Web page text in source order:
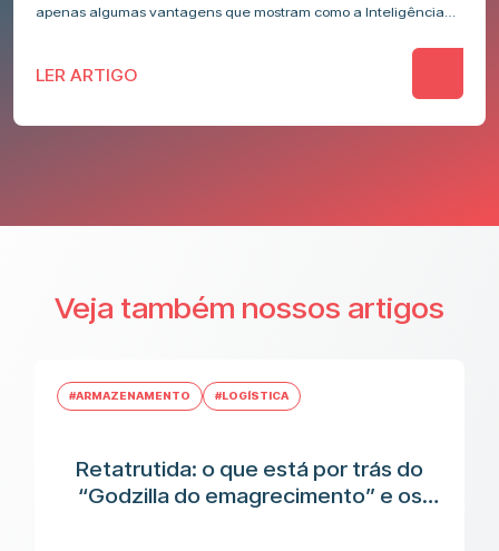
apenas algumas vantagens que mostram como a Inteligência
LER ARTIGO
Veja também nossos artigos
#ARMAZENAMENTO #LOGÍSTICA
Retatrutida: o que está por trás do
“Godzilla do emagrecimento” e os